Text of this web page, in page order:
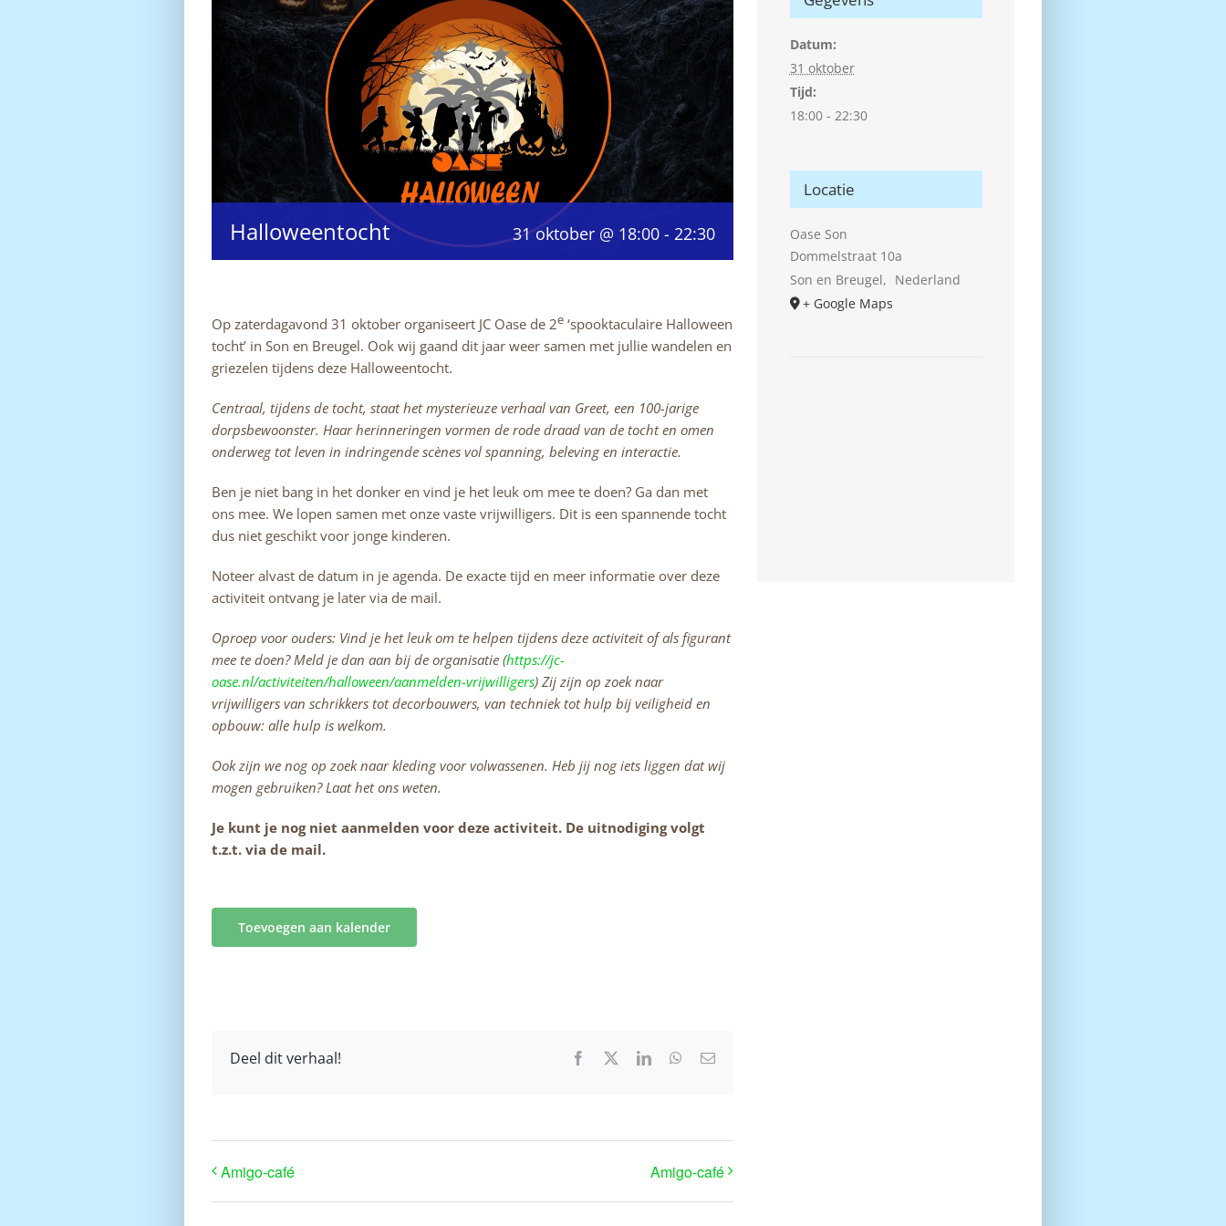
Halloweentocht 31 oktober @ 18:00 - 22:30
Op zaterdagavond 31 oktober organiseert JC Oase de 2e ‘spooktaculaire Halloween
tocht’ in Son en Breugel. Ook wij gaand dit jaar weer samen met jullie wandelen en
griezelen tijdens deze Halloweentocht.
Centraal, tijdens de tocht, staat het mysterieuze verhaal van Greet, een 100-jarige
dorpsbewoonster. Haar herinneringen vormen de rode draad van de tocht en omen
onderweg tot leven in indringende scènes vol spanning, beleving en interactie.
Ben je niet bang in het donker en vind je het leuk om mee te doen? Ga dan met
ons mee. We lopen samen met onze vaste vrijwilligers. Dit is een spannende tocht
dus niet geschikt voor jonge kinderen.
Noteer alvast de datum in je agenda. De exacte tijd en meer informatie over deze
activiteit ontvang je later via de mail.
Oproep voor ouders: Vind je het leuk om te helpen tijdens deze activiteit of als figurant
mee te doen? Meld je dan aan bij de organisatie (https://jc-
oase.nl/activiteiten/halloween/aanmelden-vrijwilligers) Zij zijn op zoek naar
vrijwilligers van schrikkers tot decorbouwers, van techniek tot hulp bij veiligheid en
opbouw: alle hulp is welkom.
Ook zijn we nog op zoek naar kleding voor volwassenen. Heb jij nog iets liggen dat wij
mogen gebruiken? Laat het ons weten.
Je kunt je nog niet aanmelden voor deze activiteit. De uitnodiging volgt
t.z.t. via de mail.
Toevoegen aan kalender
Deel dit verhaal! Facebook LinkedInWhatsApp
E-
Amigo-café Amigo-café
Datum:
31 oktober
Tijd:
18:00 - 22:30
Locatie
Oase Son
Dommelstraat 10a
Son en Breugel, Nederland
+ Google Maps